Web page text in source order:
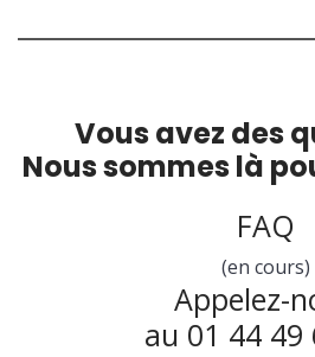
Vous avez des
Nous sommes là
FAQ
(en cours)
Appelez-
au 01 44 49